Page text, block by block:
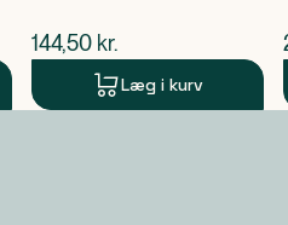
$nuværende pris
144,50 kr.
Læg i kurv